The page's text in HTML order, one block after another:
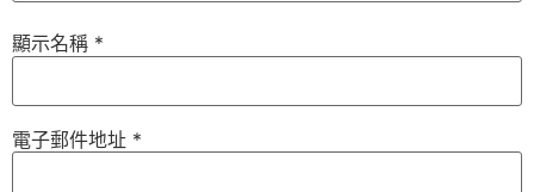
顯示名稱 *
電子郵件地址 *